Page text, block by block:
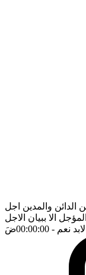
الدائن والمدين اجل
الا ببيان الاجل
نعم - 00:00:00 ضَ